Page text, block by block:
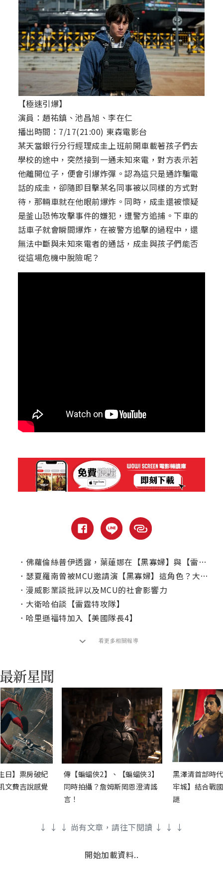
【極速引爆】
演員：趙祐鎮、池昌旭、李在仁
播出時間：7/17(21:00) 東森電影台
某天當銀行分行經理成圭上班前開車載著孩子們去
學校的途中，突然接到一通未知來電，對方表示若
他離開位子，便會引爆炸彈。認為這只是通詐騙電
話的成圭，卻隨即目擊某名同事被以同樣的方式對
待，那輛車就在他眼前爆炸。同時，成圭還被懷疑
是釜山恐怖攻擊事件的嫌犯，遭警方追捕。下車的
話車子就會瞬間爆炸，在被警方追擊的過程中，還
無法中斷與未知來電者的通話，成圭與孩子們能否
從這場危機中脫險呢？
． 佛蘿倫絲普伊透露，葉蓮娜在【黑寡婦】與【雷霆特攻隊*】的差異？
． 瑟夏羅南曾被MCU邀請演【黑寡婦】這角色？大談為何拒絕超英電影！
． 漫威影業談批評以及MCU的社會影響力
． 大衛哈伯談【雷霆特攻隊】
． 哈里遜福特加入【美國隊長4】
看更多相關報導
日】票房破紀
文費吉說感覺
傳【蝙蝠俠2】、【蝙蝠俠3】
同時拍攝？詹姆斯岡恩澄清謠
言！
黑澤清首部時
牢城】結合戰
謎
↓ ↓ ↓ 尚有文章，請往下閱讀 ↓ ↓ ↓
開始加載資料..